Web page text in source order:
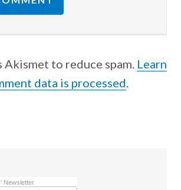
Akismet to reduce spam. Learn
data is processed.
Newsletter